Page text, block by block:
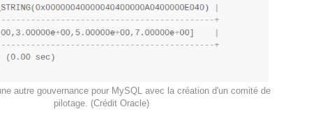
autre gouvernance pour MySQL avec la création d'un comité de
pilotage. (Crédit Oracle)